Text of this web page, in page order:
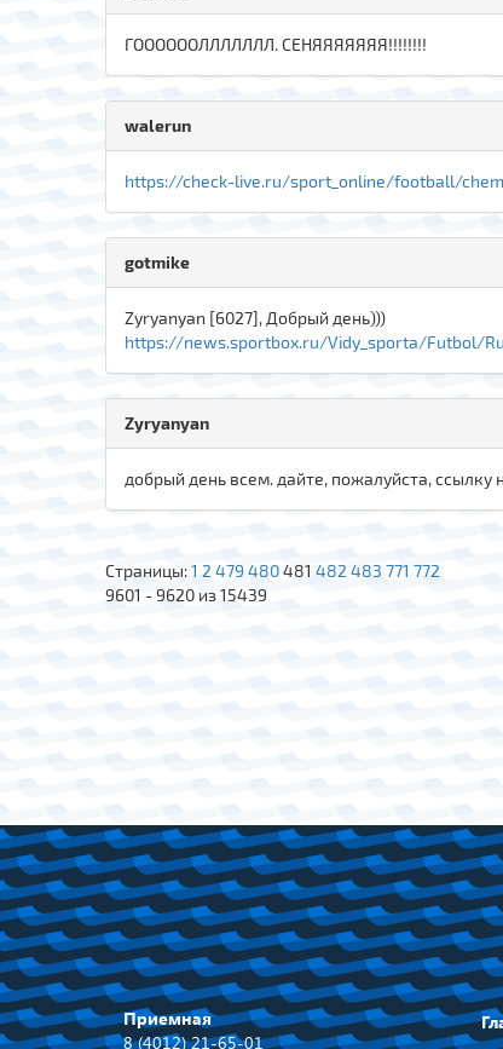
ГООООООЛЛЛЛЛЛЛ. СЕНЯЯЯЯЯЯЯ!!!!!!!!
walerun
https://check-live.ru/sport_online/football/
gotmike
Zyryanyan [6027], Добрый день)))
https://news.sportbox.ru/Vidy_sporta/Futbol/
Zyryanyan
добрый день всем. дайте, пожалуйста, ссылку
Страницы:1 2 479 480481 482 483 771 772
9601 - 9620 из 15439
Приемная
8 (4012) 21-65-01